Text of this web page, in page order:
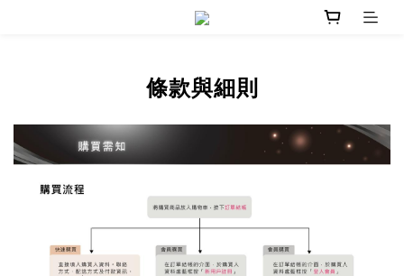
條款與細則